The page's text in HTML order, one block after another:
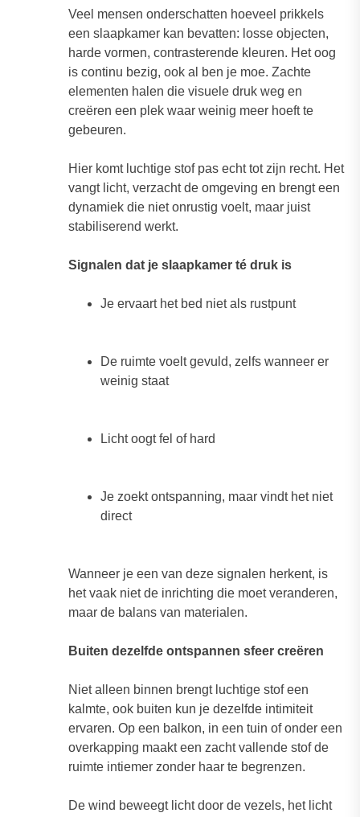
Veel mensen onderschatten hoeveel prikkels
een slaapkamer kan bevatten: losse objecten,
harde vormen, contrasterende kleuren. Het oog
is continu bezig, ook al ben je moe. Zachte
elementen halen die visuele druk weg en
creëren een plek waar weinig meer hoeft te
gebeuren.
Hier komt luchtige stof pas echt tot zijn recht. Het
vangt licht, verzacht de omgeving en brengt een
dynamiek die niet onrustig voelt, maar juist
stabiliserend werkt.
Signalen dat je slaapkamer té druk is
Je ervaart het bed niet als rustpunt
De ruimte voelt gevuld, zelfs wanneer er
weinig staat
Licht oogt fel of hard
Je zoekt ontspanning, maar vindt het niet
direct
Wanneer je een van deze signalen herkent, is
het vaak niet de inrichting die moet veranderen,
maar de balans van materialen.
Buiten dezelfde ontspannen sfeer creëren
Niet alleen binnen brengt luchtige stof een
kalmte, ook buiten kun je dezelfde intimiteit
ervaren. Op een balkon, in een tuin of onder een
overkapping maakt een zacht vallende stof de
ruimte intiemer zonder haar te begrenzen.
De wind beweegt licht door de vezels, het licht